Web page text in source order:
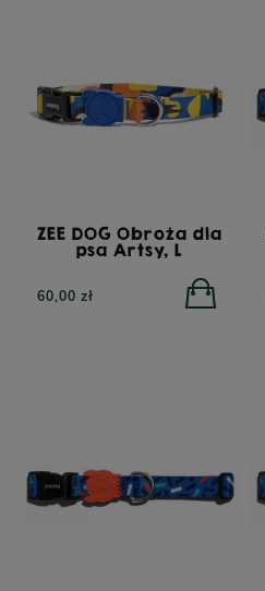
ZEE DOG Obroża dla
psa Artsy, L
60,00 zł